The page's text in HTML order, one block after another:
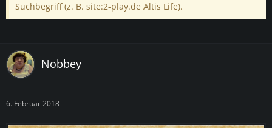
Suchbegriff (z. B. site:2-play.de Altis Life).
Nobbey
6. Februar 2018